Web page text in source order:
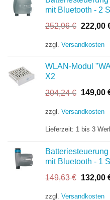
mit Bluetooth - 2
252,96€
war:
222,00
zzgl. Versandkosten
WLAN-Modul
X2
204,24€
war:
149,00
zzgl. Versandkosten
Lieferzeit: 1 bis 3
mit Bluetooth - 1
149,63€
war:
132,00
zzgl. Versandkosten